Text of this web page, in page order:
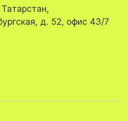
д. 52, офис 43/7